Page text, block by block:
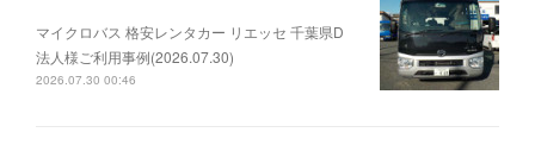
マイクロバス 格安レンタカー リエッセ 千葉県D
法人様ご利用事例(2026.07.30)
2026.07.30 00:46